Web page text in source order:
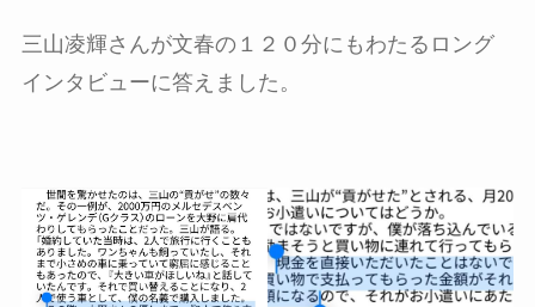
三山凌輝さんが文春の１２０分にもわたるロング
インタビューに答えました。